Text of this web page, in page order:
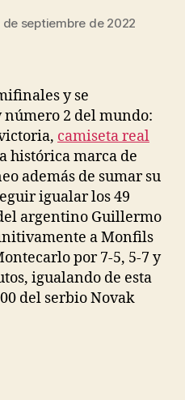
de septiembre de 2022
y se
número 2 del mundo:
camiseta real
histórica marca de
además de sumar su
igualar los 49
argentino Guillermo
a Monfils
por 7-5, 5-7 y
igualando de esta
del serbio Novak